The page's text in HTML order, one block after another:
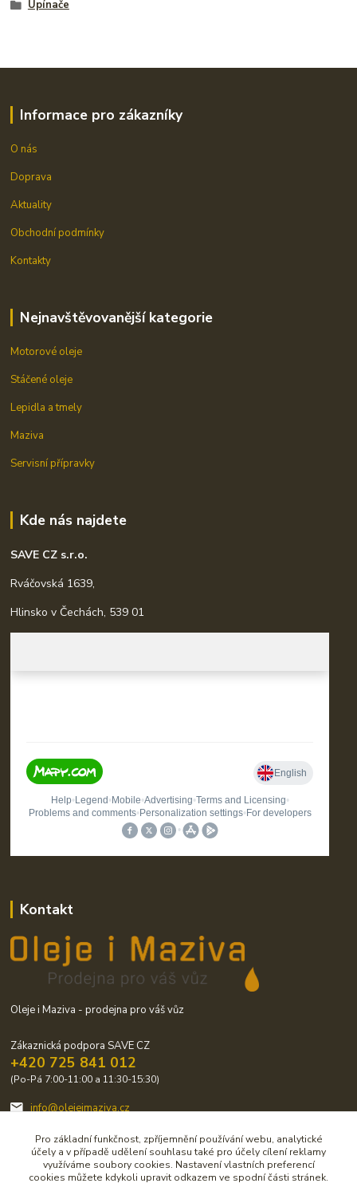
Upínače
Informace pro zákazníky
O nás
Doprava
Aktuality
Obchodní podmínky
Kontakty
Nejnavštěvovanější kategorie
Motorové oleje
Stáčené oleje
Lepidla a tmely
Maziva
Servisní přípravky
Kde nás najdete
SAVE CZ s.r.o.
Rváčovská 1639,
Hlinsko v Čechách, 539 01
Kontakt
Oleje i Maziva - prodejna pro váš vůz
Zákaznická podpora SAVE CZ
+420 725 841 012
(Po-Pá 7:00-11:00 a 11:30-15:30)
info@olejeimaziva.cz
Pro základní funkčnost, zpříjemnění používání webu, analytické
účely a v případě udělení souhlasu také pro účely cílení reklamy
využíváme soubory cookies. Nastavení vlastních preferencí
cookies můžete kdykoli upravit odkazem ve spodní části stránek.